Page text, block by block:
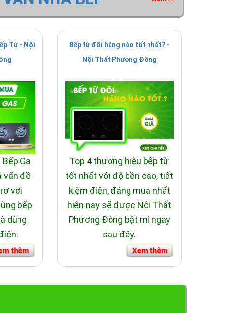
Từ - Nội
Ga
vấn đề
với
bếp
dùng
Bếp từ đôi hãng nào tốt nhất? -
Nội Thất Phương Đông
Top 4 thương hiệu bếp từ
tốt nhất với độ bền cao, tiết
kiệm điện, đáng mua nhất
hiện nay sẽ được Nội Thất
Phương Đông bật mí ngay
sau đây.